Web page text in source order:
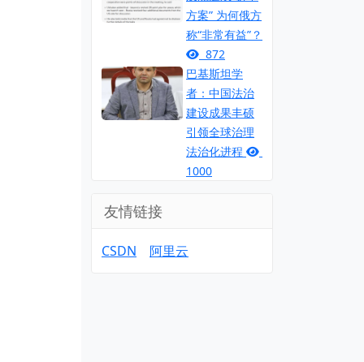
方案” 为何俄方
称“非常有益”？
872
巴基斯坦学
者：中国法治
建设成果丰硕
引领全球治理
法治化进程
1000
友情链接
CSDN 阿里云